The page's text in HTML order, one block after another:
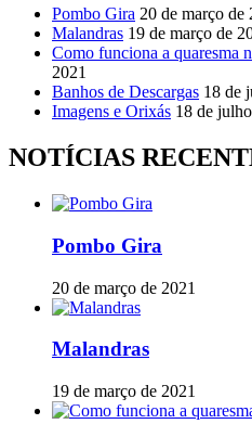
Pombo Gira 20 de março de
Malandras 19 de março de
Como funciona a quaresma
2021
Banhos de Descargas 18 de
Imagens e Orixás 18 de
NOTÍCIAS
Pombo Gira
20 de março de 2021
Malandras
19 de março de 2021